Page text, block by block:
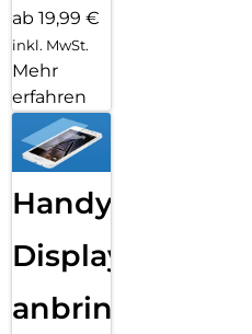
ab 19,99 €
inkl. MwSt.
Mehr
erfahren
Handy
Displayfolie
anbringen